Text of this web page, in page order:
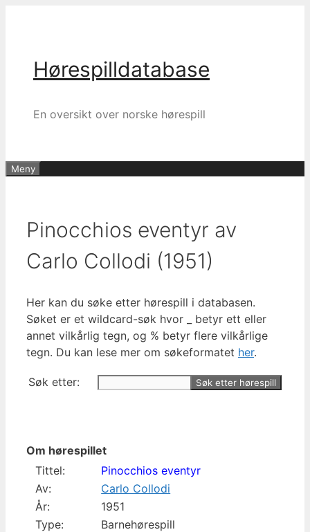
Hørespilldatabase
En oversikt over norske hørespill
Meny
Pinocchios eventyr av
Carlo Collodi (1951)
Her kan du søke etter hørespill i databasen.
Søket er et wildcard-søk hvor _ betyr ett eller
annet vilkårlig tegn, og % betyr flere vilkårlige
tegn. Du kan lese mer om søkeformatet her.
Søk etter:
Om hørespillet
Tittel:
Pinocchios eventyr
Av:
Carlo Collodi
År:
1951
Type:
Barnehørespill